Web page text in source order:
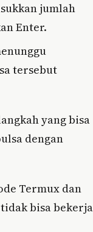
jumlah
Enter.
tersebut
yang bisa
dengan
Termux dan
bisa bekerja